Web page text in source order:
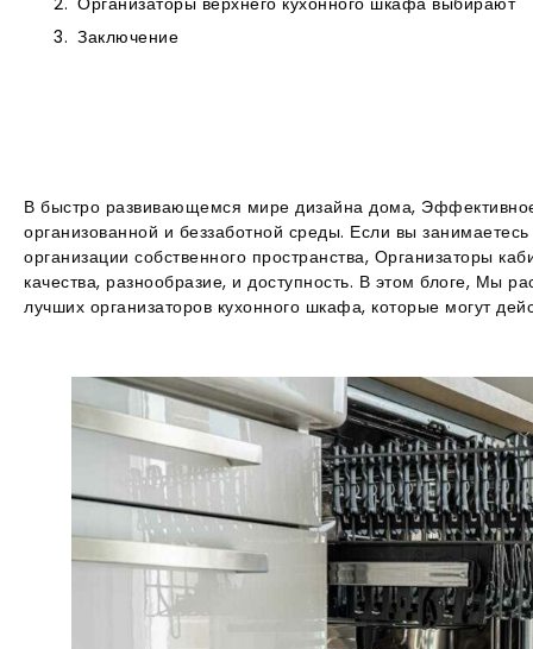
Заключение
В быстро развивающемся мире дизайна дома,
организованной и беззаботной среды. Если вы
организации собственного пространства, Организаторы
качества, разнообразие, и доступность. В этом блоге, Мы
лучших организаторов кухонного шкафа, которые могут